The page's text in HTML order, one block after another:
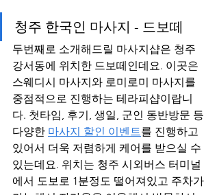
청주 한국인 마사지 - 드보떼
두번째로 소개해드릴 마사지샵은 청주
강서동에 위치한 드보떼인데요. 이곳은
스웨디시 마사지와 로미로미 마사지를
중점적으로 진행하는 테라피샵이랍니
다. 첫타임, 후기, 생일, 군인 동반방문 등
다양한 마사지 할인 이벤트를 진행하고
있어서 더욱 저렴하게 케어를 받으실 수
있는데요. 위치는 청주 시외버스 터미널
에서 도보로 1분정도 떨어져있고 주차가